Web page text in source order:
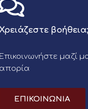
Χρειάζεστε βοήθεια;
Επικοινωνήστε μαζί
απορία
ΕΠΙΚΟΙΝΩΝΙΑ